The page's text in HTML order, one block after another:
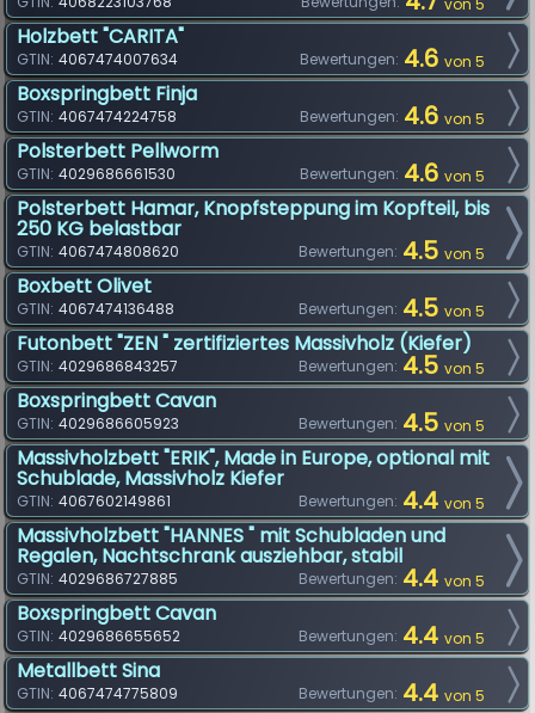
von 5
Holzbett "CARITA"
Bewertungen: 4.6 von 5
GTIN: 4067474007634
Boxspringbett Finja
Bewertungen: 4.6 von 5
GTIN: 4067474224758
Polsterbett Pellworm
Bewertungen: 4.6 von 5
GTIN: 4029686661530
Polsterbett Hamar, Knopfsteppung im Kopfteil, bis
250 KG belastbar
Bewertungen: 4.5 von 5
GTIN: 4067474808620
Boxbett Olivet
Bewertungen: 4.5 von 5
GTIN: 4067474136488
Futonbett "ZEN " zertifiziertes Massivholz (Kiefer)
Bewertungen: 4.5 von 5
GTIN: 4029686843257
Boxspringbett Cavan
Bewertungen: 4.5 von 5
GTIN: 4029686605923
Massivholzbett "ERIK", Made in Europe, optional mit
Schublade, Massivholz Kiefer
Bewertungen: 4.4 von 5
GTIN: 4067602149861
Massivholzbett "HANNES " mit Schubladen und
Regalen, Nachtschrank ausziehbar, stabil
Bewertungen: 4.4 von 5
GTIN: 4029686727885
Boxspringbett Cavan
Bewertungen: 4.4 von 5
GTIN: 4029686655652
Metallbett Sina
Bewertungen: 4.4 von 5
GTIN: 4067474775809